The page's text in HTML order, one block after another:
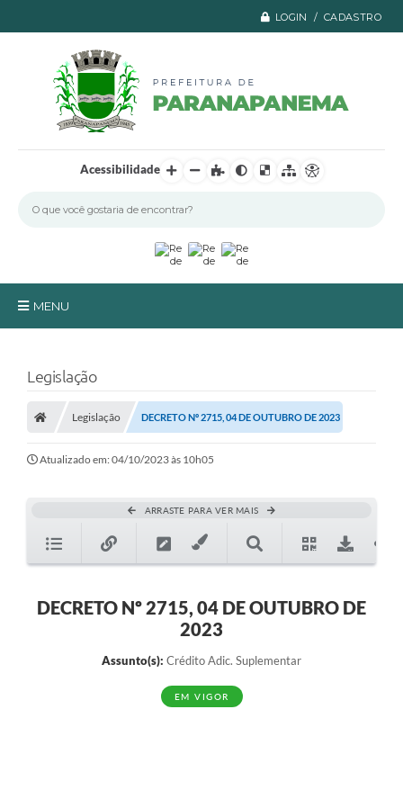
LOGIN / CADASTRO
Acessibilidade
MENU
A Prefeitura
Turismo
Transparência
Fale Conosco
Legislação
Legislação
Legislação DECRETO Nº 2715, 04 DE OUTUBRO DE 2023
Atualizado em: 04/10/2023 às 10h05
ARRASTE PARA VER MAIS
DECRETO Nº 2715, 04 DE OUTUBRO DE
2023
Assunto(s): Crédito Adic. Suplementar
EM VIGOR